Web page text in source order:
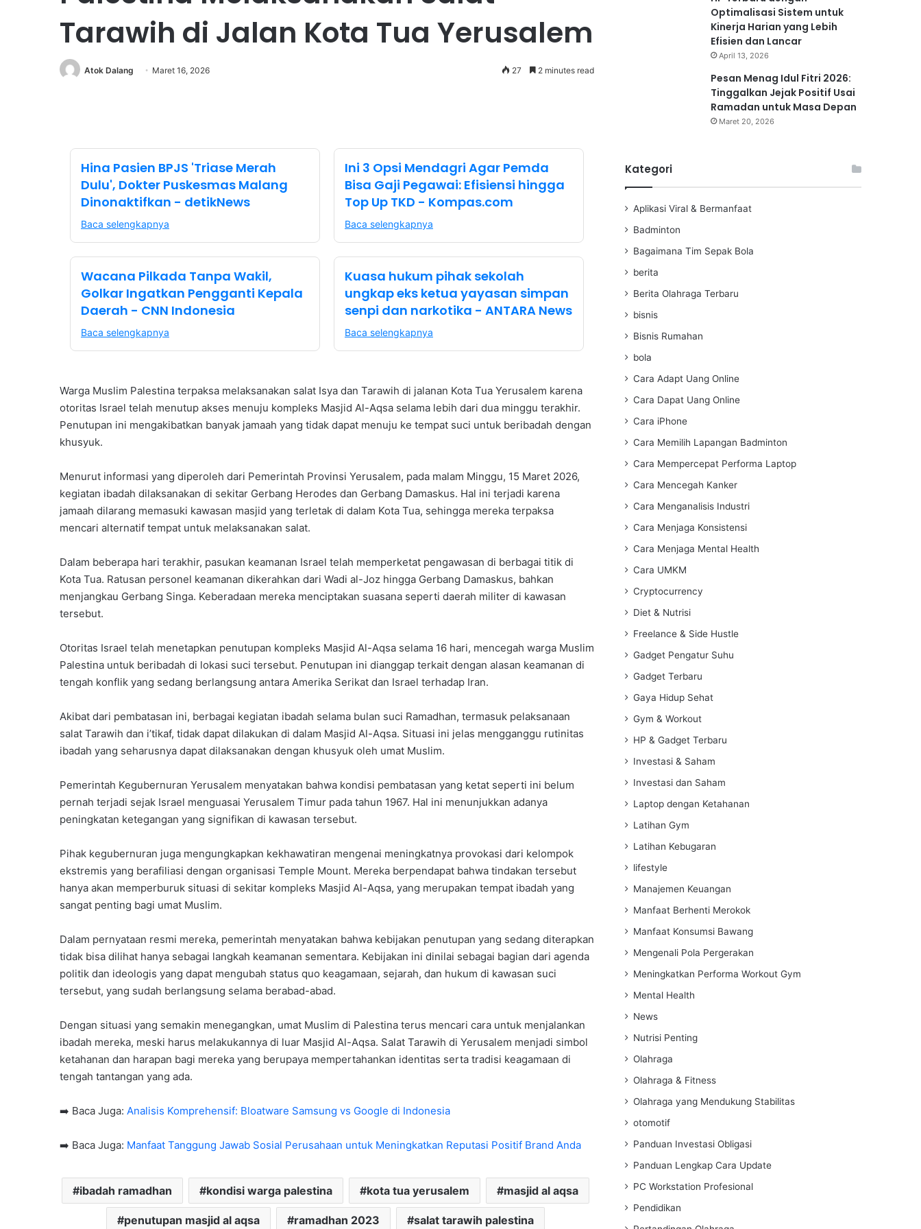
Tarawih di Jalan Kota Tua Yerusalem
Atok Dalang Maret 16, 2026 27 2 minutes read
Hina Pasien BPJS 'Triase Merah
Dulu', Dokter Puskesmas Malang
Dinonaktifkan - detikNews
Baca selengkapnya
Ini 3 Opsi Mendagri Agar Pemda
Bisa Gaji Pegawai: Efisiensi hingga
Top Up TKD - Kompas.com
Baca selengkapnya
Wacana Pilkada Tanpa Wakil,
Golkar Ingatkan Pengganti Kepala
Daerah - CNN Indonesia
Baca selengkapnya
Kuasa hukum pihak sekolah
ungkap eks ketua yayasan simpan
senpi dan narkotika - ANTARA News
Baca selengkapnya
Warga Muslim Palestina terpaksa melaksanakan salat Isya dan Tarawih di jalanan Kota Tua Yerusalem karena
otoritas Israel telah menutup akses menuju kompleks Masjid Al-Aqsa selama lebih dari dua minggu terakhir.
Penutupan ini mengakibatkan banyak jamaah yang tidak dapat menuju ke tempat suci untuk beribadah dengan
khusyuk.
Menurut informasi yang diperoleh dari Pemerintah Provinsi Yerusalem, pada malam Minggu, 15 Maret 2026,
kegiatan ibadah dilaksanakan di sekitar Gerbang Herodes dan Gerbang Damaskus. Hal ini terjadi karena
jamaah dilarang memasuki kawasan masjid yang terletak di dalam Kota Tua, sehingga mereka terpaksa
mencari alternatif tempat untuk melaksanakan salat.
Dalam beberapa hari terakhir, pasukan keamanan Israel telah memperketat pengawasan di berbagai titik di
Kota Tua. Ratusan personel keamanan dikerahkan dari Wadi al-Joz hingga Gerbang Damaskus, bahkan
menjangkau Gerbang Singa. Keberadaan mereka menciptakan suasana seperti daerah militer di kawasan
tersebut.
Otoritas Israel telah menetapkan penutupan kompleks Masjid Al-Aqsa selama 16 hari, mencegah warga Muslim
Palestina untuk beribadah di lokasi suci tersebut. Penutupan ini dianggap terkait dengan alasan keamanan di
tengah konflik yang sedang berlangsung antara Amerika Serikat dan Israel terhadap Iran.
Akibat dari pembatasan ini, berbagai kegiatan ibadah selama bulan suci Ramadhan, termasuk pelaksanaan
salat Tarawih dan i’tikaf, tidak dapat dilakukan di dalam Masjid Al-Aqsa. Situasi ini jelas mengganggu rutinitas
ibadah yang seharusnya dapat dilaksanakan dengan khusyuk oleh umat Muslim.
Pemerintah Kegubernuran Yerusalem menyatakan bahwa kondisi pembatasan yang ketat seperti ini belum
pernah terjadi sejak Israel menguasai Yerusalem Timur pada tahun 1967. Hal ini menunjukkan adanya
peningkatan ketegangan yang signifikan di kawasan tersebut.
Pihak kegubernuran juga mengungkapkan kekhawatiran mengenai meningkatnya provokasi dari kelompok
ekstremis yang berafiliasi dengan organisasi Temple Mount. Mereka berpendapat bahwa tindakan tersebut
hanya akan memperburuk situasi di sekitar kompleks Masjid Al-Aqsa, yang merupakan tempat ibadah yang
sangat penting bagi umat Muslim.
Dalam pernyataan resmi mereka, pemerintah menyatakan bahwa kebijakan penutupan yang sedang diterapkan
tidak bisa dilihat hanya sebagai langkah keamanan sementara. Kebijakan ini dinilai sebagai bagian dari agenda
politik dan ideologis yang dapat mengubah status quo keagamaan, sejarah, dan hukum di kawasan suci
tersebut, yang sudah berlangsung selama berabad-abad.
Dengan situasi yang semakin menegangkan, umat Muslim di Palestina terus mencari cara untuk menjalankan
ibadah mereka, meski harus melakukannya di luar Masjid Al-Aqsa. Salat Tarawih di Yerusalem menjadi simbol
ketahanan dan harapan bagi mereka yang berupaya mempertahankan identitas serta tradisi keagamaan di
tengah tantangan yang ada.
➡️ Baca Juga: Analisis Komprehensif: Bloatware Samsung vs Google di Indonesia
➡️ Baca Juga: Manfaat Tanggung Jawab Sosial Perusahaan untuk Meningkatkan Reputasi Positif Brand Anda
ibadah ramadhan kondisi warga palestina kota tua yerusalem masjid al aqsa
penutupan masjid al aqsa ramadhan 2023 salat tarawih palestina
Optimalisasi Sistem untuk
Kinerja Harian yang Lebih
Efisien dan Lancar
April 13, 2026
Pesan Menag Idul Fitri 2026:
Tinggalkan Jejak Positif Usai
Ramadan untuk Masa Depan
Maret 20, 2026
Kategori
Aplikasi Viral & Bermanfaat
Badminton
Bagaimana Tim Sepak Bola
berita
Berita Olahraga Terbaru
bisnis
Bisnis Rumahan
bola
Cara Adapt Uang Online
Cara Dapat Uang Online
Cara iPhone
Cara Memilih Lapangan Badminton
Cara Mempercepat Performa Laptop
Cara Mencegah Kanker
Cara Menganalisis Industri
Cara Menjaga Konsistensi
Cara Menjaga Mental Health
Cara UMKM
Cryptocurrency
Diet & Nutrisi
Freelance & Side Hustle
Gadget Pengatur Suhu
Gadget Terbaru
Gaya Hidup Sehat
Gym & Workout
HP & Gadget Terbaru
Investasi & Saham
Investasi dan Saham
Laptop dengan Ketahanan
Latihan Gym
Latihan Kebugaran
lifestyle
Manajemen Keuangan
Manfaat Berhenti Merokok
Manfaat Konsumsi Bawang
Mengenali Pola Pergerakan
Meningkatkan Performa Workout Gym
Mental Health
News
Nutrisi Penting
Olahraga
Olahraga & Fitness
Olahraga yang Mendukung Stabilitas
otomotif
Panduan Investasi Obligasi
Panduan Lengkap Cara Update
PC Workstation Profesional
Pendidikan